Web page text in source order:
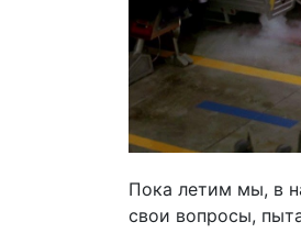
Пока летим мы, в
свои вопросы,